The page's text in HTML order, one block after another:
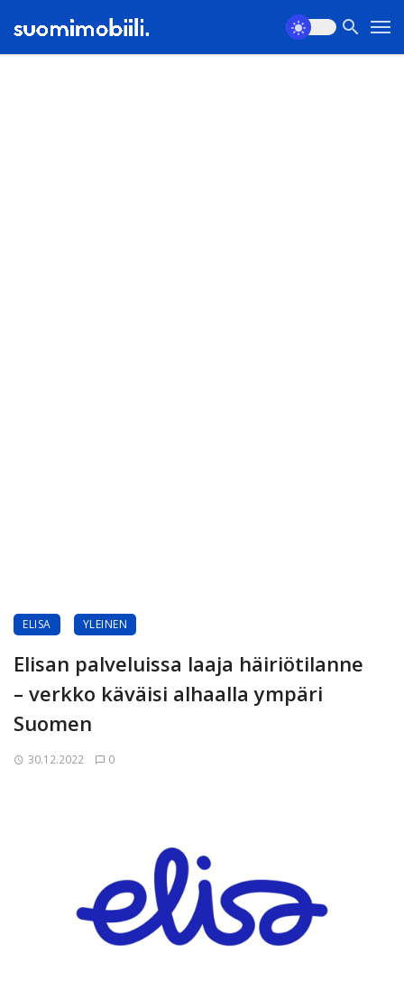
ELISA YLEINEN
Elisan palveluissa laaja häiriötilanne
– verkko käväisi alhaalla ympäri
Suomen
30.12.2022 0